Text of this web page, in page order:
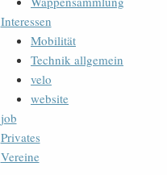
Interessen
Mobilität
Technik allgemein
velo
website
job
Privates
Vereine